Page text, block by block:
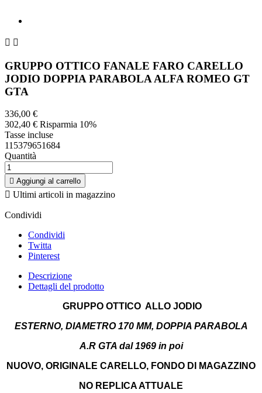
GRUPPO OTTICO FANALE FARO CARELLO
JODIO DOPPIA PARABOLA ALFA ROMEO GT
336,00 €
302,40 € Risparmia 10%
Tasse incluse
Quantità
 Aggiungi al carrello
Ultimi articoli in magazzino
Condividi
Condividi
Pinterest
Descrizione
Dettagli del prodotto
ESTERNO, DIAMETRO 170 MM, DOPPIA PARABOLA
A.R GTA dal 1969 in poi
NUOVO, ORIGINALE CARELLO, FONDO DI MAGAZZINO
NO REPLICA ATTUALE
1 Articolo